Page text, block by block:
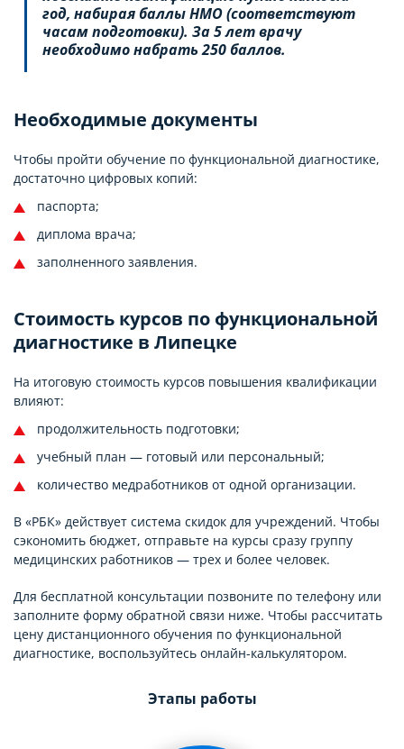
год, набирая баллы НМО (соответствуют
часам подготовки). За 5 лет врачу
необходимо набрать 250 баллов.
Необходимые документы
Чтобы пройти обучение по функциональной диагностике,
достаточно цифровых копий:
паспорта;
диплома врача;
заполненного заявления.
Стоимость курсов по функциональной
диагностике в Липецке
На итоговую стоимость курсов повышения квалификации
влияют:
продолжительность подготовки;
учебный план — готовый или персональный;
количество медработников от одной организации.
В «РБК» действует система скидок для учреждений. Чтобы
сэкономить бюджет, отправьте на курсы сразу группу
медицинских работников — трех и более человек.
Для бесплатной консультации позвоните по телефону или
заполните форму обратной связи ниже. Чтобы рассчитать
цену дистанционного обучения по функциональной
диагностике, воспользуйтесь онлайн-калькулятором.
Этапы работы